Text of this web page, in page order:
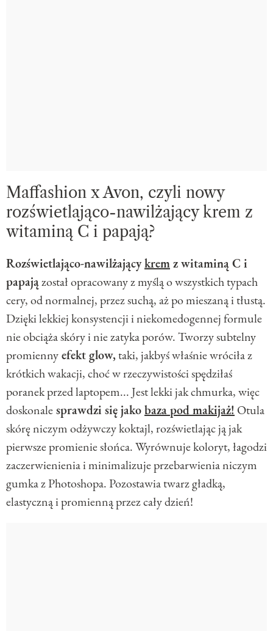
Maffashion x Avon, czyli nowy
rozświetlająco-nawilżający krem z
witaminą C i papają?
Rozświetlająco-nawilżającykremz witaminą C i
papajązostał opracowany z myślą o wszystkich typach
cery, od normalnej, przez suchą, aż po mieszaną i tłustą.
Dzięki lekkiej konsystencji i niekomedogennej formule
nie obciąża skóry i nie zatyka porów. Tworzy subtelny
promiennyefekt glow,taki, jakbyś właśnie wróciła z
krótkich wakacji, choć w rzeczywistości spędziłaś
poranek przed laptopem... Jest lekki jak chmurka, więc
doskonalesprawdzi się jakobaza pod makijaż! Otula
skórę niczym odżywczy koktajl, rozświetlając ją jak
pierwsze promienie słońca. Wyrównuje koloryt, łagodzi
zaczerwienienia i minimalizuje przebarwienia niczym
gumka z Photoshopa. Pozostawia twarz gładką,
elastyczną i promienną przez cały dzień!